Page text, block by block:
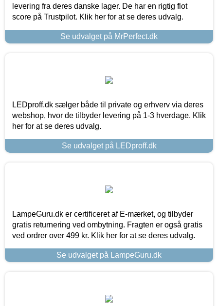
levering fra deres danske lager. De har en rigtig flot
score på Trustpilot. Klik her for at se deres udvalg.
Se udvalget på MrPerfect.dk
LEDproff.dk sælger både til private og erhverv via deres
webshop, hvor de tilbyder levering på 1-3 hverdage. Klik
her for at se deres udvalg.
Se udvalget på LEDproff.dk
LampeGuru.dk er certificeret af E-mærket, og tilbyder
gratis returnering ved ombytning. Fragten er også gratis
ved ordrer over 499 kr. Klik her for at se deres udvalg.
Se udvalget på LampeGuru.dk